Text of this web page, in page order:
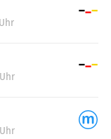
00:00-24:00